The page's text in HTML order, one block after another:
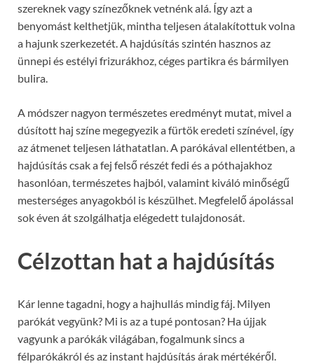
szereknek vagy színezőknek vetnénk alá. Így azt a
benyomást kelthetjük, mintha teljesen átalakítottuk volna
a hajunk szerkezetét. A hajdúsítás szintén hasznos az
ünnepi és estélyi frizurákhoz, céges partikra és bármilyen
bulira.
A módszer nagyon természetes eredményt mutat, mivel a
dúsított haj színe megegyezik a fürtök eredeti színével, így
az átmenet teljesen láthatatlan. A parókával ellentétben, a
hajdúsítás csak a fej felső részét fedi és a póthajakhoz
hasonlóan, természetes hajból, valamint kiváló minőségű
mesterséges anyagokból is készülhet. Megfelelő ápolással
sok éven át szolgálhatja elégedett tulajdonosát.
Célzottan hat a hajdúsítás
Kár lenne tagadni, hogy a hajhullás mindig fáj. Milyen
parókát vegyünk? Mi is az a tupé pontosan? Ha újjak
vagyunk a parókák világában, fogalmunk sincs a
félparókákról és az instant hajdúsítás árak mértékéről.